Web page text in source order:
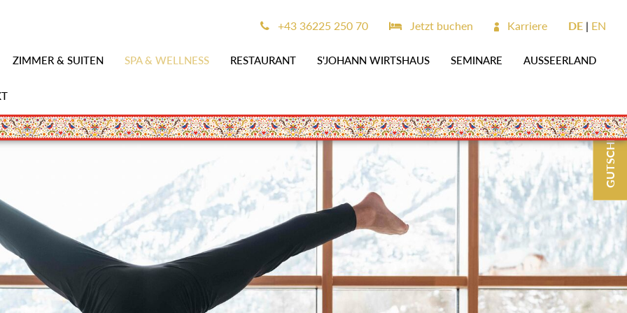
ZIMMER & SUITEN SPA & WELLNESS RESTAURANT S'JOHANN WIRTSHAUS SEMINARE AUSSEERLAND
+43 36225 250 70 Jetzt buchen Karriere DE EN
GUTSCHEINE